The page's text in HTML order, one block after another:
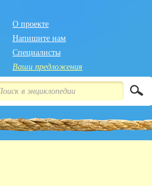
О проекте
Напишите нам
Специалисты
Ваши предложения